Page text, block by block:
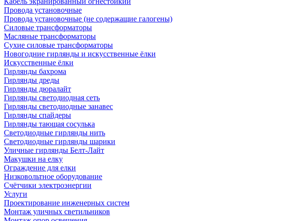
Провода установочные
Провода установочные (не содержащие галогены)
Силовые трансформаторы
Масляные трансформаторы
Сухие силовые трансформаторы
Новогодние гирлянды и искусственные ёлки
Искусственные ёлки
Гирлянды бахрома
Гирлянды дреды
Гирлянды дюралайт
Гирлянды светодиодная сеть
Гирлянды светодиодные занавес
Гирлянды спайдеры
Гирлянды тающая сосулька
Светодиодные гирлянды нить
Светодиодные гирлянды шарики
Уличные гирлянды Белт-Лайт
Макушки на елку
Ограждение для елки
Низковольтное оборудование
Счётчики электроэнергии
Услуги
Проектирование инженерных систем
Монтаж уличных светильников